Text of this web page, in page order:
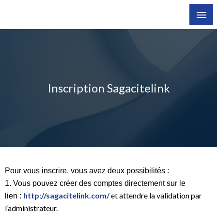
Inscription Sagacitelink
Pour vous inscrire, vous avez deux possibilités :
1. Vous pouvez créer des comptes directement sur le
lien : http://sagacitelink. com/etattendre la validation par
l’administrateur.